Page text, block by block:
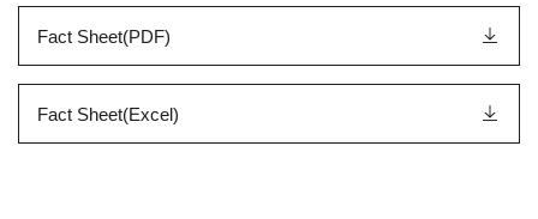
Fact Sheet(PDF)
Fact Sheet(Excel)